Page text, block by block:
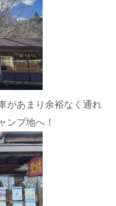
があまり余裕なく通れ
ンプ地へ！